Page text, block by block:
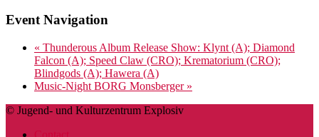
Event Navigation
« Thunderous Album Release Show: Klynt (A); Diamond
Falcon (A); Speed Claw (CRO); Krematorium (CRO);
Blindgods (A); Hawera (A)
Music-Night BORG Monsberger »
© Jugend- und Kulturzentrum Explosiv